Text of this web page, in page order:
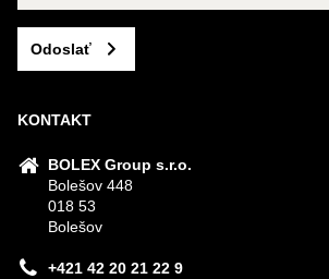
Odoslať
KONTAKT
BOLEX Group s.r.o.
Bolešov 448
018 53
Bolešov
+421 42 20 21 22 9